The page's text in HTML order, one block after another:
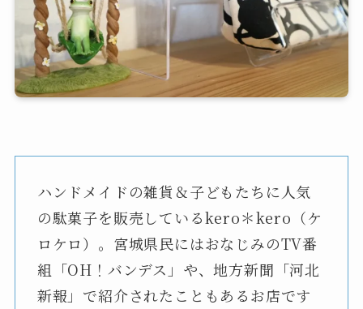
ハンドメイドの雑貨＆子どもたちに人気
の駄菓子を販売しているkero＊kero（ケ
ロケロ）。宮城県民にはおなじみのTV番
組「OH！バンデス」や、地方新聞「河北
新報」で紹介されたこともあるお店です